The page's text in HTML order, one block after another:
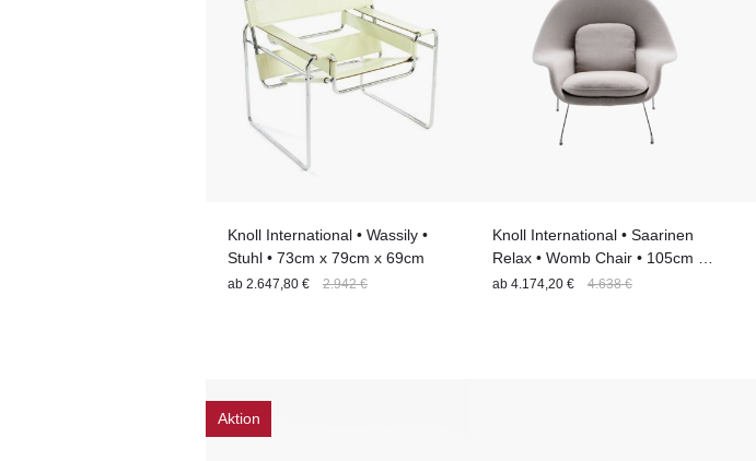
Knoll International • Wassily •
Stuhl • 73cm x 79cm x 69cm
ab 2.647,80 € 2.942 €
Knoll International • Saarinen
Relax • Womb Chair • 105cm x
94cm x 92cm
ab 4.174,20 € 4.638 €
Aktion